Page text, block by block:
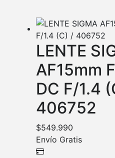
LENTE
AF15mm
DC F/1.4
406752
$549.990
Envío Gratis